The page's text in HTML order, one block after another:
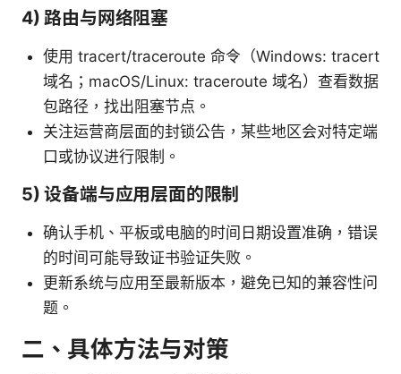
4) 路由与网络阻塞
使用 tracert/traceroute 命令（Windows: tracert
域名；macOS/Linux: traceroute 域名）查看数据
包路径，找出阻塞节点。
关注运营商层面的封锁公告，某些地区会对特定端
口或协议进行限制。
5) 设备端与应用层面的限制
确认手机、平板或电脑的时间日期设置准确，错误
的时间可能导致证书验证失败。
更新系统与应用至最新版本，避免已知的兼容性问
题。
二、具体方法与对策